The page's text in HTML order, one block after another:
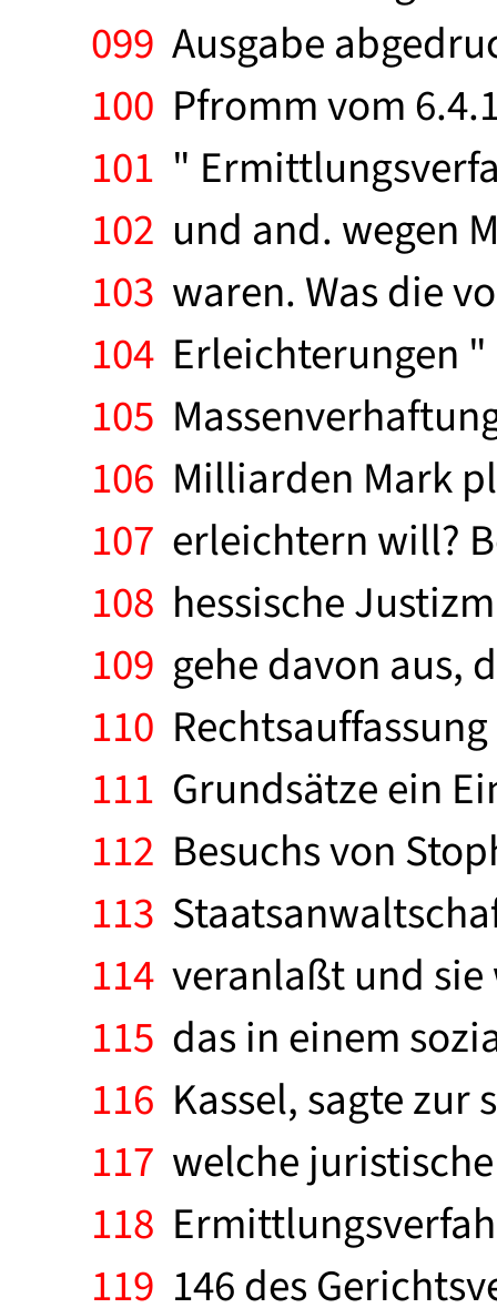
099 Ausgabe
100 Pfromm vom
101 "
102 und and. wegen
103 waren. Was die
104 Erleichterungen
105
106 Milliarden Mark
107 erleichtern will?
108 hessische
109 gehe davon aus,
110
111 Grundsätze ein
112 Besuchs von
113
114 veranlaßt und
115 das in einem
116 Kassel, sagte zur
117 welche
118
119 146 des